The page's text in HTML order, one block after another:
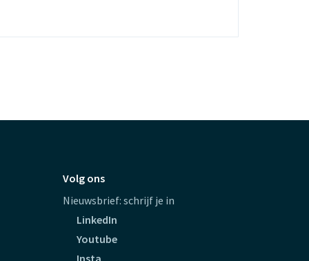
Volg ons
Nieuwsbrief: schrijf je in
LinkedIn
Youtube
Insta